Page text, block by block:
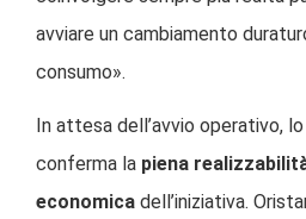
avviare un cambiamento
consumo».
In attesa dell’avvio operativo, lo
conferma la piena
economica dell’iniziativa.